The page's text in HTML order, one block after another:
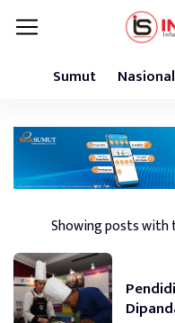
Sumut Nasional
Showing posts with